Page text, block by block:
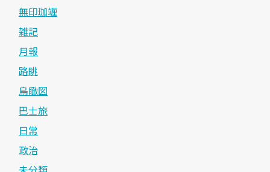
無印珈竰
雑記
月報
路眺
鳥瞰図
巴士旅
日常
政治